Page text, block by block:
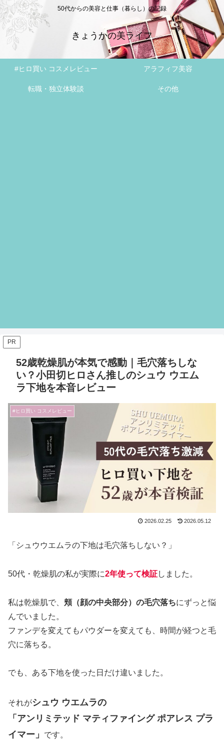
50代からの美容と仕事（暮らし）の記録
きょうかの美ライフ
#ヒロ買い コスメレビュー アラフィフ美容
転職・独立体験談 その他
PR
52歳乾燥肌が本気で感動｜毛穴落ちしな
い？小田切ヒロさん推しのシュウ ウエム
ラ下地を本音レビュー
#ヒロ買い コスメレビュー
2026.02.25 2026.05.12
「シュウウエムラの下地は毛穴落ちしない？」
50代・乾燥肌の私が実際に2年使って検証しました。
私は乾燥肌で、 頬（顔の中央部分）の毛穴落ちにずっと悩
んでいました。
ファンデを変えてもパウダーを変えても、時間が経つと毛
穴に落ちる。
でも、ある下地を使った日だけ違いました。
それがシュウ ウエムラの
「アンリミテッド マティファイング ポアレス プラ
イマー」
です。